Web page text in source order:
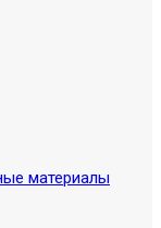
материалы